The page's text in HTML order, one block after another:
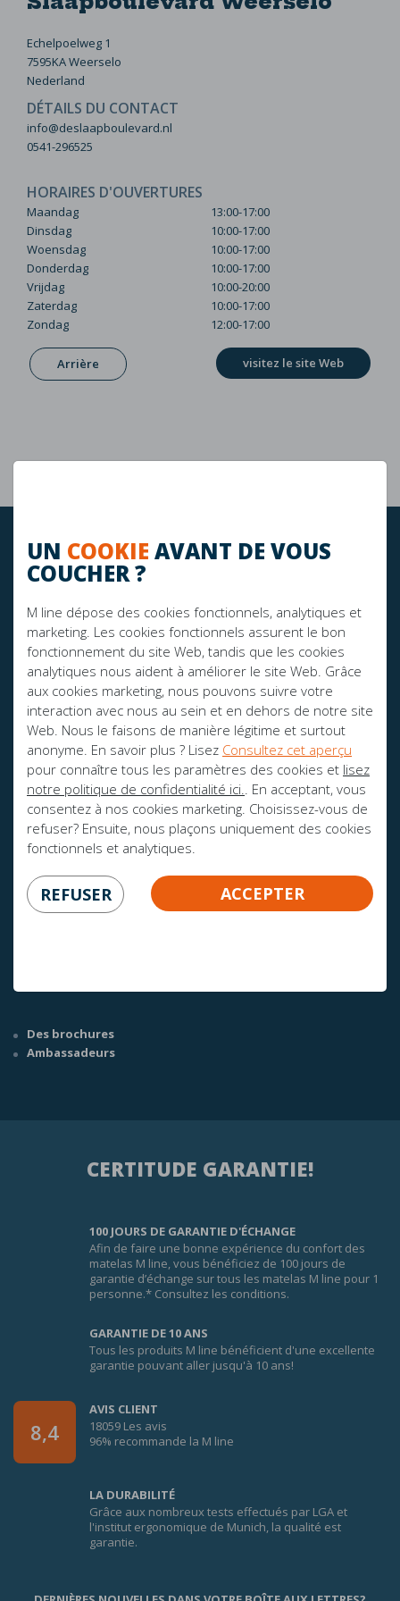
UN COOKIE AVANT DE VOUS
COUCHER ?
M line dépose des cookies fonctionnels, analytiques et
marketing. Les cookies fonctionnels assurent le bon
fonctionnement du site Web, tandis que les cookies
analytiques nous aident à améliorer le site Web. Grâce
aux cookies marketing, nous pouvons suivre votre
interaction avec nous au sein et en dehors de notre site
Web. Nous le faisons de manière légitime et surtout
anonyme. En savoir plus ? Lisez Consultez cet aperçu
pour connaître tous les paramètres des cookies et lisez
notre politique de confidentialité ici.. En acceptant, vous
consentez à nos cookies marketing. Choisissez-vous de
refuser? Ensuite, nous plaçons uniquement des cookies
fonctionnels et analytiques.
REFUSER ACCEPTER
Echelpoelweg 1
7595KA Weerselo
Nederland
DÉTAILS DU CONTACT
info@deslaapboulevard.nl
0541-296525
HORAIRES D'OUVERTURES
Maandag
13:00-17:00
Dinsdag
10:00-17:00
Woensdag
10:00-17:00
Donderdag
10:00-17:00
Vrijdag
10:00-20:00
Zaterdag
10:00-17:00
Zondag
12:00-17:00
Arrière visitez le site Web
RESTEZ À JOUR!
FIER SPONSOR DE:
info@mline.nl
Des brochures
Ambassadeurs
CERTITUDE GARANTIE!
100 JOURS DE GARANTIE D'ÉCHANGE
Afin de faire une bonne expérience du confort des
matelas M line, vous bénéficiez de 100 jours de
garantie d’échange sur tous les matelas M line pour 1
personne.* Consultez les conditions.
GARANTIE DE 10 ANS
Tous les produits M line bénéficient d'une excellente
garantie pouvant aller jusqu'à 10 ans!
8,4
AVIS CLIENT
18059 Les avis
96% recommande la M line
LA DURABILITÉ
Grâce aux nombreux tests effectués par LGA et
l'institut ergonomique de Munich, la qualité est
garantie.